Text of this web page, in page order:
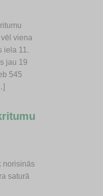
viena
iela 11.
jau 19
545
norisinās
saturā